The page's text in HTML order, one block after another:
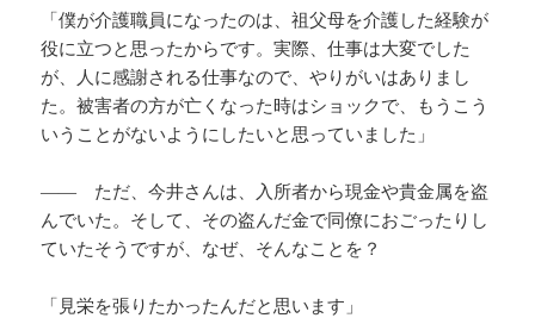
「僕が介護職員になったのは、祖父母を介護した経験が
役に立つと思ったからです。実際、仕事は大変でした
が、人に感謝される仕事なので、やりがいはありまし
た。被害者の方が亡くなった時はショックで、もうこう
いうことがないようにしたいと思っていました」
―― ただ、今井さんは、入所者から現金や貴金属を盗
んでいた。そして、その盗んだ金で同僚におごったりし
ていたそうですが、なぜ、そんなことを？
「見栄を張りたかったんだと思います」